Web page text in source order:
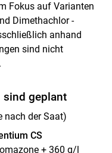
Fokus auf Varianten
Dimethachlor -
anhand
sind nicht
sind geplant
nach der Saat)
CS
+ 360 g/l